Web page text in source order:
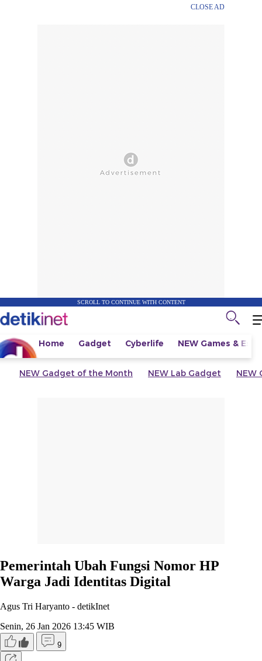
CLOSE AD
SCROLL TO CONTINUE WITH CONTENT
Home Gadget Cyberlife NEW Games &
NEW Gadget of the Month NEW Lab Gadget NEW
Pemerintah Ubah Fungsi Nomor HP
Warga Jadi Identitas Digital
Agus Tri Haryanto - detikInet
Senin, 26 Jan 2026 13:45 WIB
9